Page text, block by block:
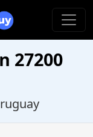
27200